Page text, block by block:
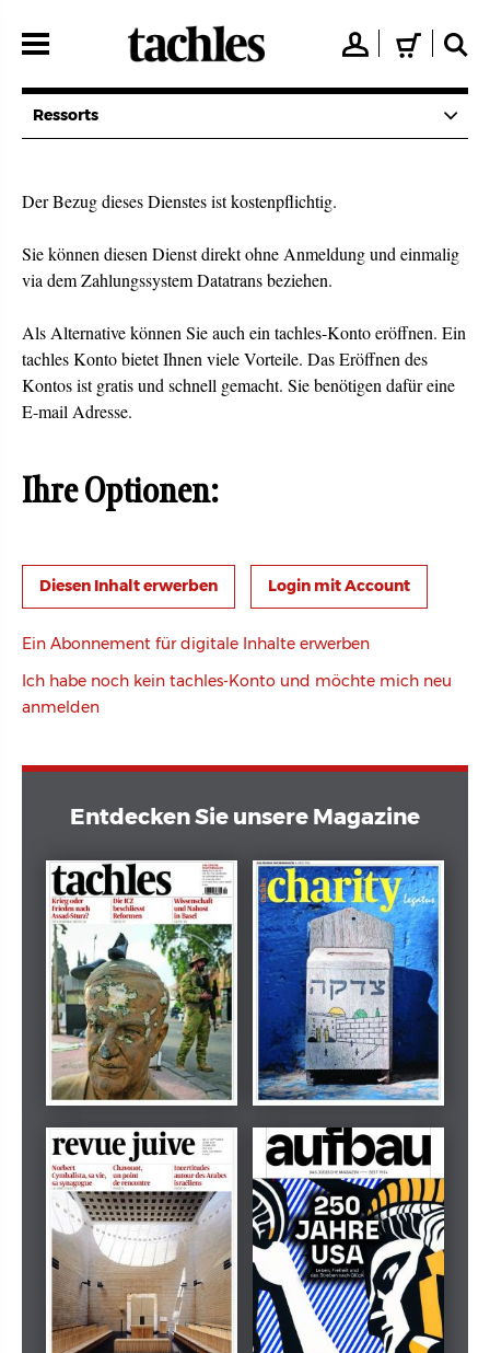
zum
👤 🛒 🔍
Ressorts
Der Bezug dieses Dienstes ist kostenpflichtig.
Sie können diesen Dienst direkt ohne Anmeldung und einmalig
via dem Zahlungssystem Datatrans beziehen.
Als Alternative können Sie auch ein tachles-Konto eröffnen. Ein
tachles Konto bietet Ihnen viele Vorteile. Das Eröffnen des
Kontos ist gratis und schnell gemacht. Sie benötigen dafür eine
E-mail Adresse.
Ihre Optionen:
Login mit Account
Ein Abonnement für digitale Inhalte erwerben
Ich habe noch kein tachles-Konto und möchte mich neu
anmelden
Entdecken Sie unsere Magazine
Dezember 2024
tachles
März 2026
Beilage